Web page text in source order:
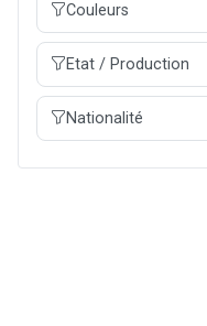
Couleurs
Etat / Production
Nationalité